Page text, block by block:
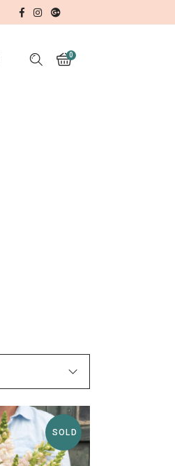
0
SOLD